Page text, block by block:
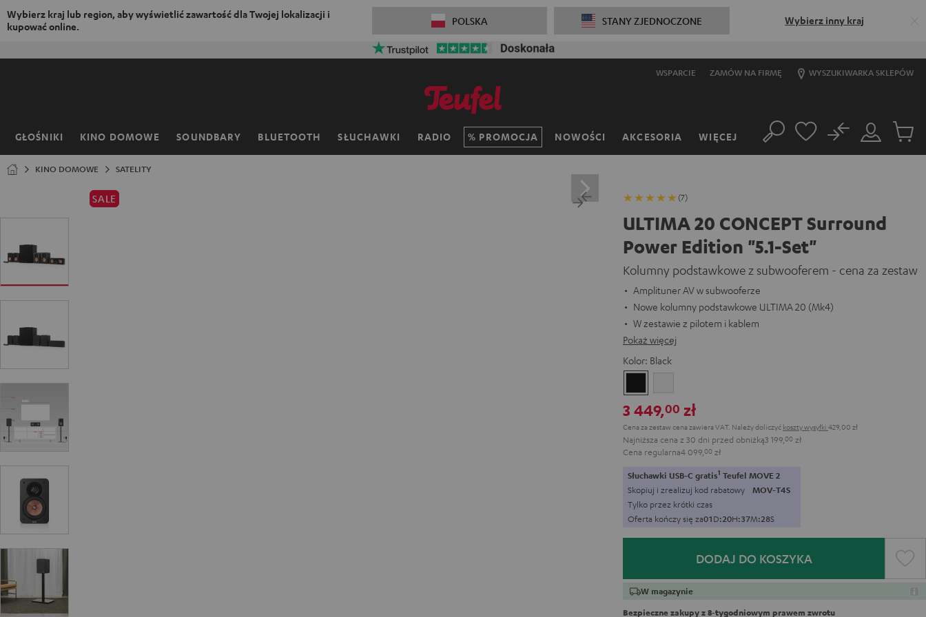
Wybierz kraj lub region, aby wyświetlić zawartość dla Twojej lokalizacji i
kupować online.
POLSKA STANY ZJEDNOCZONE Wybierz inny kraj
WSPARCIE ZAMÓW NA FIRMĘ WYSZUKIWARKA SKLEPÓW
GŁOŚNIKI KINO DOMOWE SOUNDBARY BLUETOOTH SŁUCHAWKI RADIO PROMOCJA NOWOŚCI AKCESORIA WIĘCEJ
Strona
Szukaj
Moje
konto
No
KINO DOMOWE SATELITY
SALE (7)
ULTIMA 20 CONCEPT Surround
Power Edition "5.1-Set"
Kolumny podstawkowe z subwooferem - cena za zestaw
Amplituner AV w subwooferze
Nowe kolumny podstawkowe ULTIMA 20 (Mk4)
W zestawie z pilotem i kablem
Pokaż więcej
Kolor: Black
3 449,00 zł
Cena za zestaw cena zawiera VAT. Należy doliczyć koszty wysyłki 429,00 zł
Najniższa cena z 30 dni przed obniżką3 199, 00 zł
Cena regularna4 099, 00 zł
Słuchawki USB-C gratis1 Teufel MOVE 2
Skopiuj i zrealizuj kod rabatowy MOV-T4S
Tylko przez krótki czas
Oferta kończy się za01D:20H:37M:27S
DODAJ DO KOSZYKA
W magazynie
Bezpieczne zakupy z 8‑tygodniowym prawem zwrotu